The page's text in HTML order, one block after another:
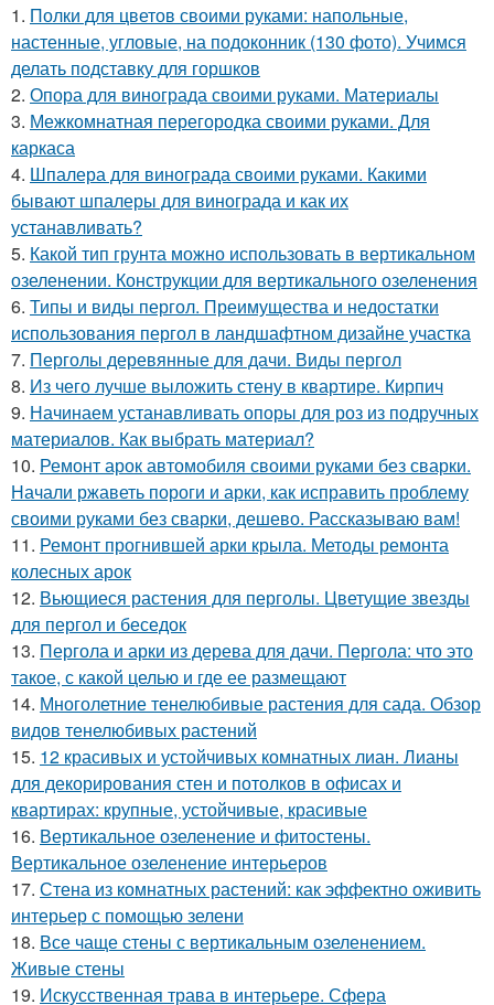
1. Полки для цветов своими руками: напольные,
настенные, угловые, на подоконник (130 фото). Учимся
делать подставку для горшков
2. Опора для винограда своими руками. Материалы
3. Межкомнатная перегородка своими руками. Для
каркаса
4. Шпалера для винограда своими руками. Какими
бывают шпалеры для винограда и как их
устанавливать?
5. Какой тип грунта можно использовать в вертикальном
озеленении. Конструкции для вертикального озеленения
6. Типы и виды пергол. Преимущества и недостатки
использования пергол в ландшафтном дизайне участка
7. Перголы деревянные для дачи. Виды пергол
8. Из чего лучше выложить стену в квартире. Кирпич
9. Начинаем устанавливать опоры для роз из подручных
материалов. Как выбрать материал?
10. Ремонт арок автомобиля своими руками без сварки.
Начали ржаветь пороги и арки, как исправить проблему
своими руками без сварки, дешево. Рассказываю вам!
11. Ремонт прогнившей арки крыла. Методы ремонта
колесных арок
12. Вьющиеся растения для перголы. Цветущие звезды
для пергол и беседок
13. Пергола и арки из дерева для дачи. Пергола: что это
такое, с какой целью и где ее размещают
14. Многолетние тенелюбивые растения для сада. Обзор
видов тенелюбивых растений
15. 12 красивых и устойчивых комнатных лиан. Лианы
для декорирования стен и потолков в офисах и
квартирах: крупные, устойчивые, красивые
16. Вертикальное озеленение и фитостены.
Вертикальное озеленение интерьеров
17. Стена из комнатных растений: как эффектно оживить
интерьер с помощью зелени
18. Все чаще стены с вертикальным озеленением.
Живые стены
19. Искусственная трава в интерьере. Сфера